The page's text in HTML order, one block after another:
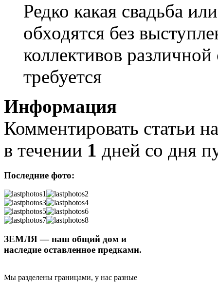
Редко какая свадьба
обходятся без
коллективов
требуется
Информация
Комментировать статьи
в течении 1 дней со дня
Последние фото:
ЗЕМЛЯ — наш общий дом и
наследие оставленное предками.
Мы разделены границами, у нас разные